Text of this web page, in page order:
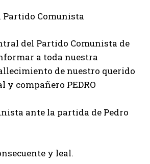
Partido Comunista
del Partido Comunista de
a toda nuestra
de nuestro querido
y compañero PEDRO
ante la partida de Pedro
y leal.